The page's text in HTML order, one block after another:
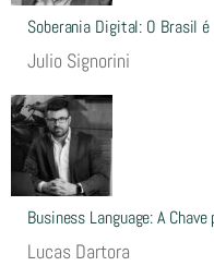
Soberania Digital: O Brasil
Julio Signorini
Business Language: A
Lucas Dartora